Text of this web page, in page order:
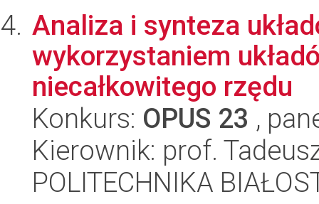
Analiza i synteza
wykorzystaniem
niecałkowitego rzędu
Konkurs: OPUS 23 ,
Kierownik: prof.
POLITECHNIKA